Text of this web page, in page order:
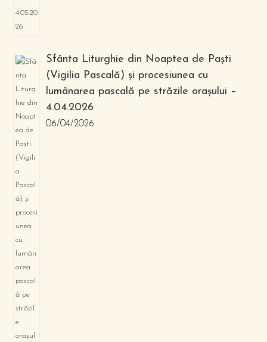
Sfânta Liturghie din Noaptea de Paști
(Vigilia Pascală) și procesiunea cu
lumânarea pascală pe străzile orașului –
4.04.2026
06/04/2026